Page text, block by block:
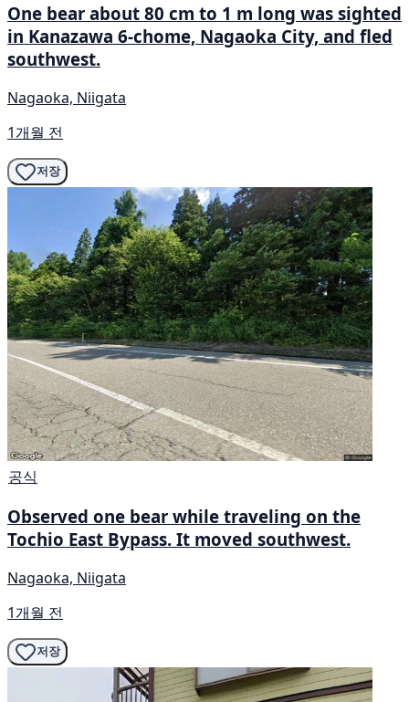
One bear about 80 cm to 1 m long was sighted
in Kanazawa 6-chome, Nagaoka City, and fled
southwest.
Nagaoka, Niigata
1개월 전
저장
공식
Observed one bear while traveling on the
Tochio East Bypass. It moved southwest.
Nagaoka, Niigata
1개월 전
저장